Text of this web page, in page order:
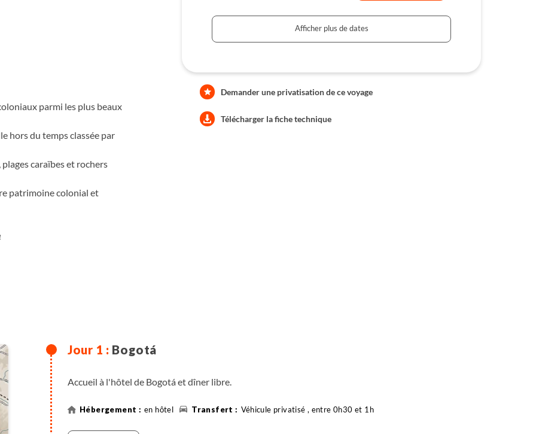
parmi les plus beaux
hors du temps classée par
caraïbes et rochers
patrimoine colonial et
Afficher plus de dates
Demander une privatisation de ce voyage
Télécharger la fiche technique
Bogotá
Accueil à l'hôtel de Bogotá et dîner libre.
en hôtel Véhicule privatisé , entre 0h30 et 1h